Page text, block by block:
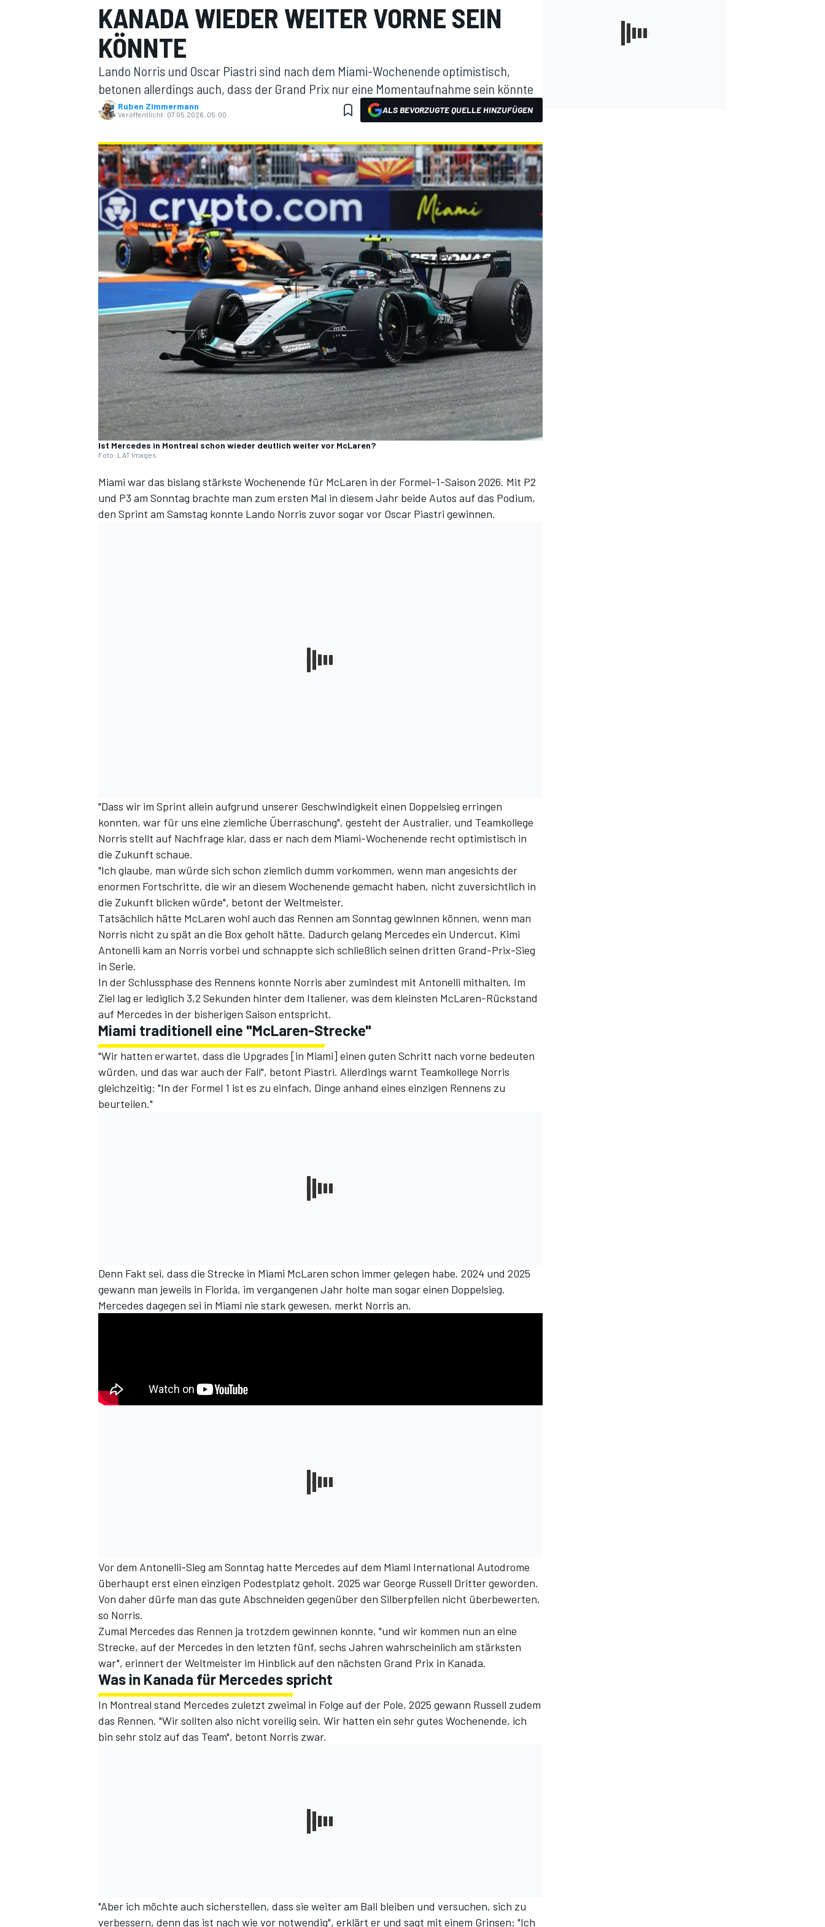
MOTOGP
DTM
SPORTWAGEN
KANADA WIEDER WEITER VORNE SEIN
KÖNNTE
Lando Norris und Oscar Piastri sind nach dem Miami-Wochenende optimistisch,
betonen allerdings auch, dass der Grand Prix nur eine Momentaufnahme sein könnte
Ruben Zimmermann
Veröffentlicht: 07.05.2026, 05:00 ALS BEVORZUGTE QUELLE HINZUFÜGEN
Ist Mercedes in Montreal schon wieder deutlich weiter vor McLaren?
Foto: LAT Images
Miami war das bislang stärkste Wochenende für McLaren in der Formel-1-Saison 2026. Mit P2
und P3 am Sonntag brachte man zum ersten Mal in diesem Jahr beide Autos auf das Podium,
den Sprint am Samstag konnte Lando Norris zuvor sogar vor Oscar Piastri gewinnen.
"Dass wir im Sprint allein aufgrund unserer Geschwindigkeit einen Doppelsieg erringen
konnten, war für uns eine ziemliche Überraschung", gesteht der Australier, und Teamkollege
Norris stellt auf Nachfrage klar, dass er nach dem Miami-Wochenende recht optimistisch in
die Zukunft schaue.
"Ich glaube, man würde sich schon ziemlich dumm vorkommen, wenn man angesichts der
enormen Fortschritte, die wir an diesem Wochenende gemacht haben, nicht zuversichtlich in
die Zukunft blicken würde", betont der Weltmeister.
Tatsächlich hätte McLaren wohl auch das Rennen am Sonntag gewinnen können, wenn man
Norris nicht zu spät an die Box geholt hätte. Dadurch gelang Mercedes ein Undercut, Kimi
Antonelli kam an Norris vorbei und schnappte sich schließlich seinen dritten Grand-Prix-Sieg
in Serie.
In der Schlussphase des Rennens konnte Norris aber zumindest mit Antonelli mithalten. Im
Ziel lag er lediglich 3,2 Sekunden hinter dem Italiener, was dem kleinsten McLaren-Rückstand
auf Mercedes in der bisherigen Saison entspricht.
Miami traditionell eine "McLaren-Strecke"
"Wir hatten erwartet, dass die Upgrades [in Miami] einen guten Schritt nach vorne bedeuten
würden, und das war auch der Fall", betont Piastri. Allerdings warnt Teamkollege Norris
gleichzeitig: "In der Formel 1 ist es zu einfach, Dinge anhand eines einzigen Rennens zu
beurteilen."
Denn Fakt sei, dass die Strecke in Miami McLaren schon immer gelegen habe. 2024 und 2025
gewann man jeweils in Florida, im vergangenen Jahr holte man sogar einen Doppelsieg.
Mercedes dagegen sei in Miami nie stark gewesen, merkt Norris an.
Vor dem Antonelli-Sieg am Sonntag hatte Mercedes auf dem Miami International Autodrome
überhaupt erst einen einzigen Podestplatz geholt. 2025 war George Russell Dritter geworden.
Von daher dürfe man das gute Abschneiden gegenüber den Silberpfeilen nicht überbewerten,
so Norris.
Zumal Mercedes das Rennen ja trotzdem gewinnen konnte, "und wir kommen nun an eine
Strecke, auf der Mercedes in den letzten fünf, sechs Jahren wahrscheinlich am stärksten
war", erinnert der Weltmeister im Hinblick auf den nächsten Grand Prix in Kanada.
Was in Kanada für Mercedes spricht
In Montreal stand Mercedes zuletzt zweimal in Folge auf der Pole, 2025 gewann Russell zudem
das Rennen. "Wir sollten also nicht voreilig sein. Wir hatten ein sehr gutes Wochenende, ich
bin sehr stolz auf das Team", betont Norris zwar.
"Aber ich möchte auch sicherstellen, dass sie weiter am Ball bleiben und versuchen, sich zu
verbessern, denn das ist nach wie vor notwendig", erklärt er und sagt mit einem Grinsen: "Ich